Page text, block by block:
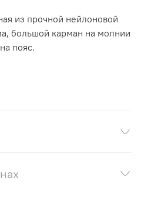
из прочной нейлоновой
большой карман на молнии
пояс.